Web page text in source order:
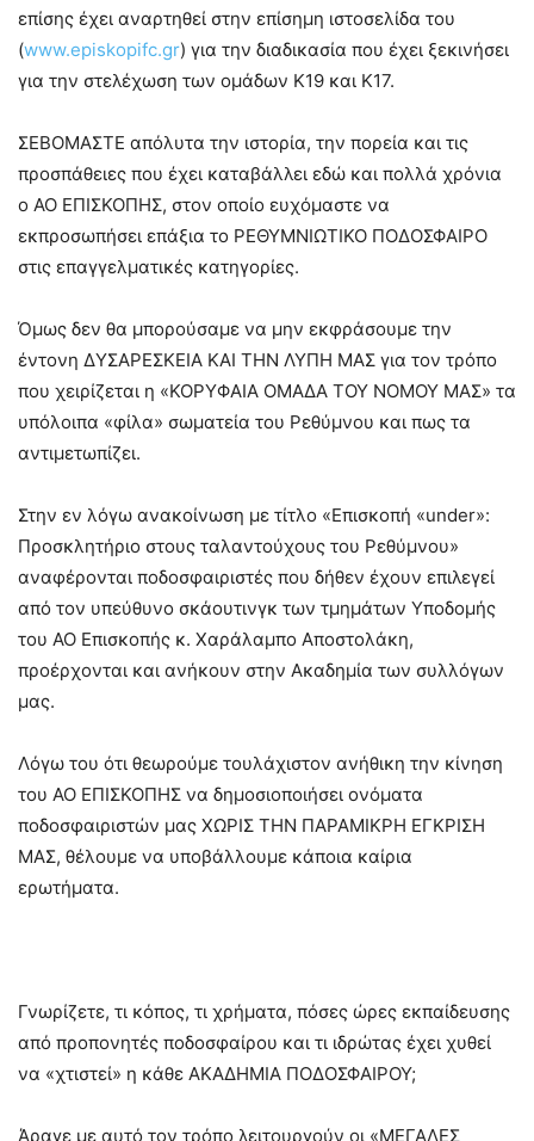
επίσης έχει αναρτηθεί στην επίσημη ιστοσελίδα του
(www.episkopifc.gr) για την διαδικασία που έχει ξεκινήσει
για την στελέχωση των ομάδων Κ19 και Κ17.
ΣΕΒΟΜΑΣΤΕ απόλυτα την ιστορία, την πορεία και τις
προσπάθειες που έχει καταβάλλει εδώ και πολλά χρόνια
ο ΑΟ ΕΠΙΣΚΟΠΗΣ, στον οποίο ευχόμαστε να
εκπροσωπήσει επάξια το ΡΕΘΥΜΝΙΩΤΙΚΟ ΠΟΔΟΣΦΑΙΡΟ
στις επαγγελματικές κατηγορίες.
Όμως δεν θα μπορούσαμε να μην εκφράσουμε την
έντονη ΔΥΣΑΡΕΣΚΕΙΑ ΚΑΙ ΤΗΝ ΛΥΠΗ ΜΑΣ για τον τρόπο
που χειρίζεται η «ΚΟΡΥΦΑΙΑ ΟΜΑΔΑ ΤΟΥ ΝΟΜΟΥ ΜΑΣ» τα
υπόλοιπα «φίλα» σωματεία του Ρεθύμνου και πως τα
αντιμετωπίζει.
Στην εν λόγω ανακοίνωση με τίτλο «Επισκοπή «under»:
Προσκλητήριο στους ταλαντούχους του Ρεθύμνου»
αναφέρονται ποδοσφαιριστές που δήθεν έχουν επιλεγεί
από τον υπεύθυνο σκάουτινγκ των τμημάτων Υποδομής
του ΑΟ Επισκοπής κ. Χαράλαμπο Αποστολάκη,
προέρχονται και ανήκουν στην Ακαδημία των συλλόγων
μας.
Λόγω του ότι θεωρούμε τουλάχιστον ανήθικη την κίνηση
του ΑΟ ΕΠΙΣΚΟΠΗΣ να δημοσιοποιήσει ονόματα
ποδοσφαιριστών μας ΧΩΡΙΣ ΤΗΝ ΠΑΡΑΜΙΚΡΗ ΕΓΚΡΙΣΗ
ΜΑΣ, θέλουμε να υποβάλλουμε κάποια καίρια
ερωτήματα.
Γνωρίζετε, τι κόπος, τι χρήματα, πόσες ώρες εκπαίδευσης
από προπονητές ποδοσφαίρου και τι ιδρώτας έχει χυθεί
να «χτιστεί» η κάθε ΑΚΑΔΗΜΙΑ ΠΟΔΟΣΦΑΙΡΟΥ;
Άραγε με αυτό τον τρόπο λειτουργούν οι «ΜΕΓΑΛΕΣ